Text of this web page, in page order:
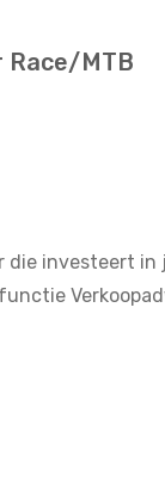
Race/MTB
die investeert